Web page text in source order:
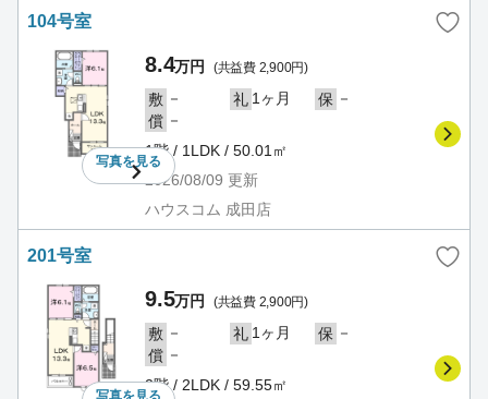
104号室
写真を見る
8.4万円 (共益費 2,900円)
敷 － 礼 1ヶ月 保 －
償 －
1階 / 1LDK / 50.01㎡
2026/08/09 更新
ハウスコム 成田店
201号室
写真を見る
9.5万円 (共益費 2,900円)
敷 － 礼 1ヶ月 保 －
償 －
2階 / 2LDK / 59.55㎡